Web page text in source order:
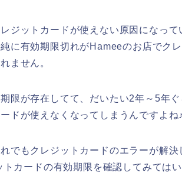
ジットカードが使えない原因になって
に有効期限切れがHameeのお店でク
ません。
限が存在してて、だいたい2年～5年
ドが使えなくなってしまうんですよね♪
でもクレジットカードのエラーが解決
カードの有効期限を確認してみては